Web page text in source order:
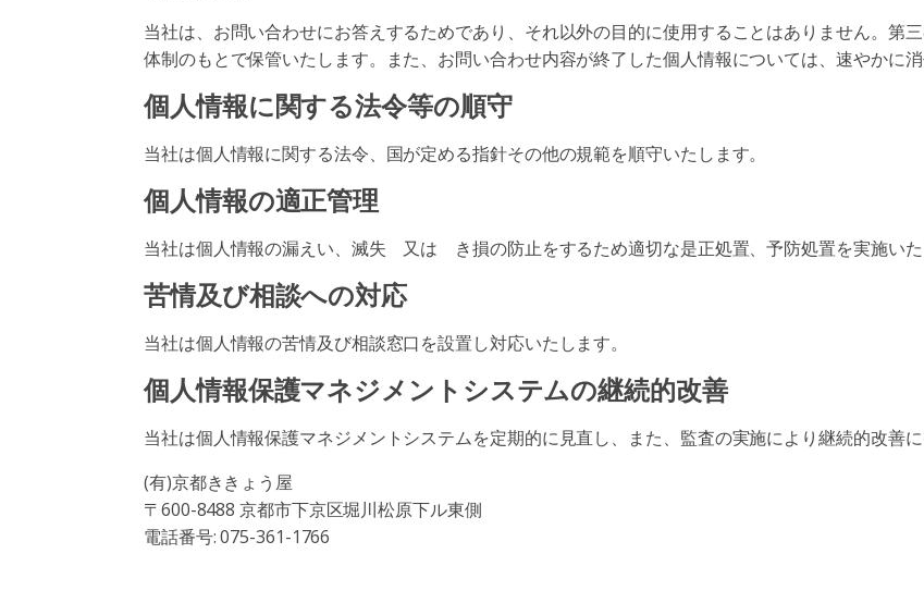
当社は、お問い合わせにお答えするためであり、それ以外の目的に使用することはありません。第
体制のもとで保管いたします。また、お問い合わせ内容が終了した個人情報については、速やかに消
個人情報に関する法令等の順守
当社は個人情報に関する法令、国が定める指針その他の規範を順守いたします。
個人情報の適正管理
当社は個人情報の漏えい、滅失 又は き損の防止をするため適切な是正処置、予防処置を実施いた
苦情及び相談への対応
当社は個人情報の苦情及び相談窓口を設置し対応いたします。
個人情報保護マネジメントシステムの継続的改善
当社は個人情報保護マネジメントシステムを定期的に見直し、また、監査の実施により継続的改善に
(有)京都ききょう屋
〒600-8488 京都市下京区堀川松原下ル東側
電話番号: 075-361-1766